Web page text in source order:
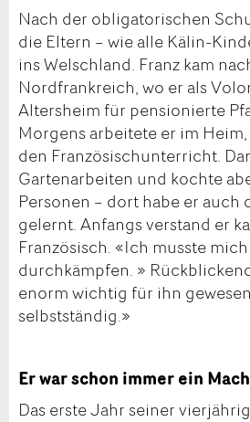
Nach der obligatorischen
die Eltern – wie alle Kälin-
ins Welschland. Franz kam
Nordfrankreich, wo er als
Altersheim für pensionierte
Morgens arbeitete er im
den Französischunterricht.
Gartenarbeiten und kochte
Personen – dort habe er auch
gelernt. Anfangs verstand er
Französisch. «Ich musste
durchkämpfen. »
enorm wichtig für ihn
selbstständig.»
Er war schon immer ein
Das erste Jahr seiner